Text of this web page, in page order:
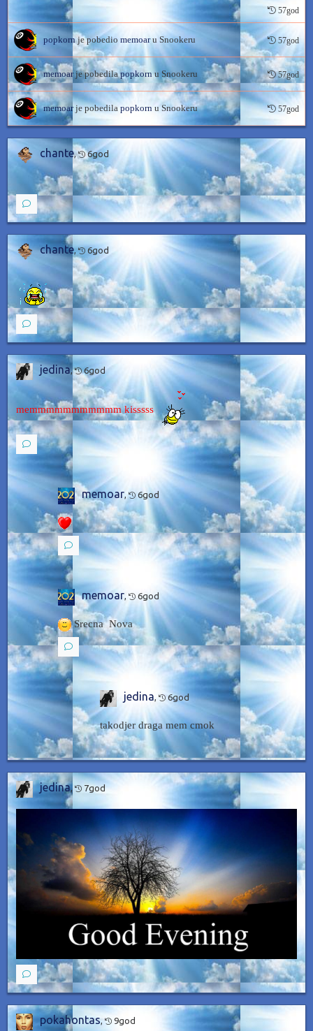
57god
popkornje pobedio memoaru Snookeru 57god
memoarje pobedilapopkornu Snookeru 57god
memoarje pobedila popkorn u Snookeru 57god
chante, 6god
chante, 6god
jedina, 6god
memmmmmmmmmmm kisssss
memoar, 6god
memoar, 6god
Srecna Nova
jedina, 6god
takodjer draga mem cmok
jedina, 7god
pokahontas, 9god